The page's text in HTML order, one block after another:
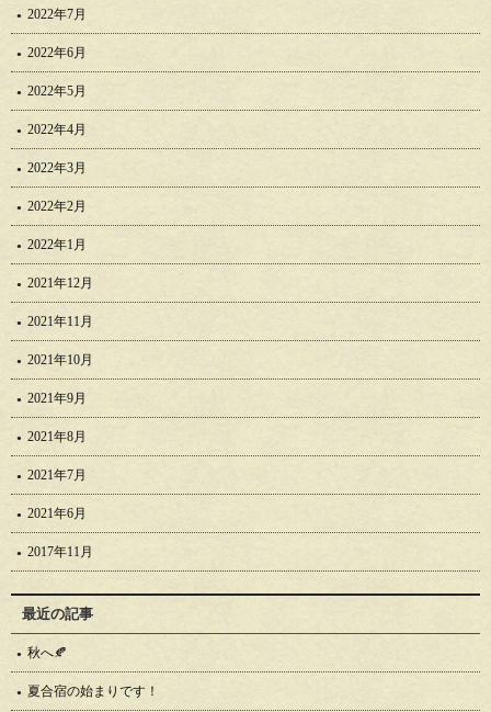
2022年7月
2022年6月
2022年5月
2022年4月
2022年3月
2022年2月
2022年1月
2021年12月
2021年11月
2021年10月
2021年9月
2021年8月
2021年7月
2021年6月
2017年11月
最近の記事
秋へ🍂
夏合宿の始まりです！